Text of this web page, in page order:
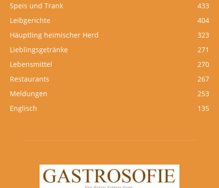
Speis und Trank
433
Leibgerichte
404
Häuptling heimischer Herd
323
Lieblingsgetränke
271
Lebensmittel
270
Restaurants
267
Meldungen
253
Englisch
135